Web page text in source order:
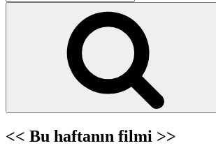
<< Bu haftanın filmi >>